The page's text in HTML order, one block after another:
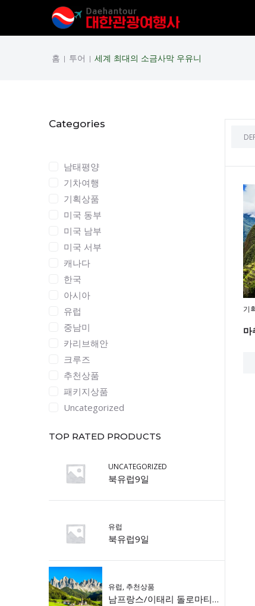
홈 | 투어 | 세계 최대의 소금사막 우유니
Categories
남태평양
기차여행
기획상품
미국 동부
미국 남부
미국 서부
캐나다
한국
아시아
유럽
중남미
카리브해안
크루즈
추천상품
패키지상품
Uncategorized
TOP RATED PRODUCTS
UNCATEGORIZED
북유럽9일
유럽
북유럽9일
유럽, 추천상품
남프랑스/이태리 돌로마티 9일
기